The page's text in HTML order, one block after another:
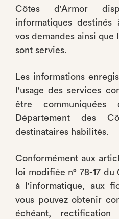
Côtes d'Armor
informatiques
vos demandes ainsi que
sont servies.
Les informations
l'usage des services
être communiquées
Département des
destinataires habilités.
Conformément aux
loi modifiée n° 78-17
à l'informatique, aux
vous pouvez obtenir
échéant,